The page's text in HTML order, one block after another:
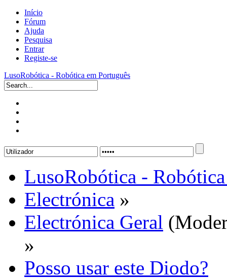
Início
Fórum
Ajuda
Pesquisa
Entrar
Registe-se
LusoRobótica - Robótica em Português
LusoRobótica -
Electrónica »
Electrónica Geral
»
Posso usar este Diodo?